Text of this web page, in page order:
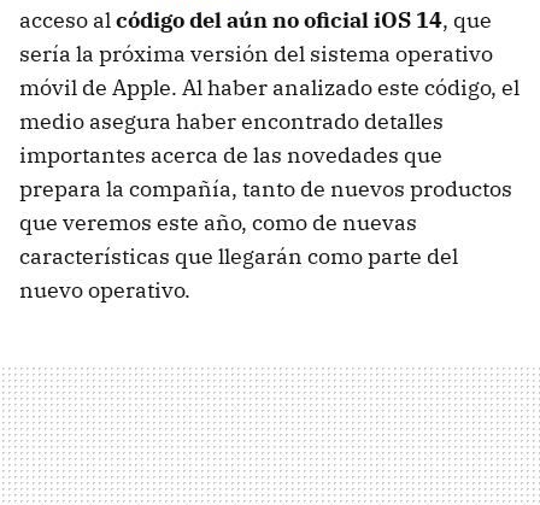
acceso alcódigo del aún no oficial iOS 14, que
sería la próxima versión del sistema operativo
móvil de Apple. Al haber analizado este código, el
medio asegura haber encontrado detalles
importantes acerca de las novedades que
prepara la compañía, tanto de nuevos productos
que veremos este año, como de nuevas
características que llegarán como parte del
nuevo operativo.